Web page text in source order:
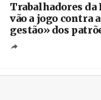
Trabalhadores da
vão a jogo contra
gestão» dos